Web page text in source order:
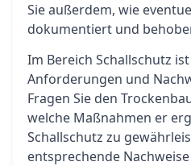
Sie außerdem, wie
dokumentiert und
Im Bereich Schallschutz
Anforderungen und
Fragen Sie den
welche Maßnahmen er
Schallschutz zu
entsprechende